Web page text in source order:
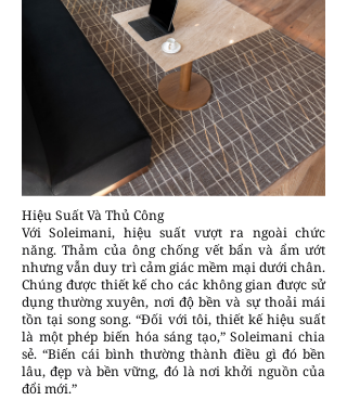
Hiệu Suất Và Thủ Công
Với Soleimani, hiệu suất vượt ra ngoài chức
năng. Thảm của ông chống vết bẩn và ẩm ướt
nhưng vẫn duy trì cảm giác mềm mại dưới chân.
Chúng được thiết kế cho các không gian được sử
dụng thường xuyên, nơi độ bền và sự thoải mái
tồn tại song song. “Đối với tôi, thiết kế hiệu suất
là một phép biến hóa sáng tạo,” Soleimani chia
sẻ. “Biến cái bình thường thành điều gì đó bền
lâu, đẹp và bền vững, đó là nơi khởi nguồn của
đổi mới.”